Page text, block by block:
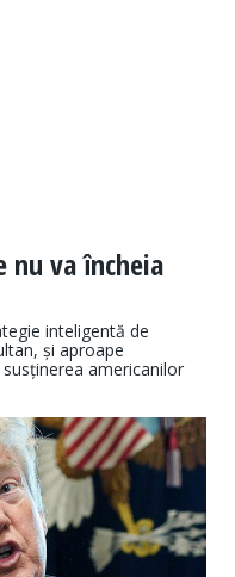
nu va încheia
inteligentă de
și aproape
americanilor